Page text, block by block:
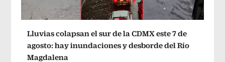
Lluvias colapsan el sur de la CDMX este 7 de
agosto: hay inundaciones y desborde del Río
Magdalena